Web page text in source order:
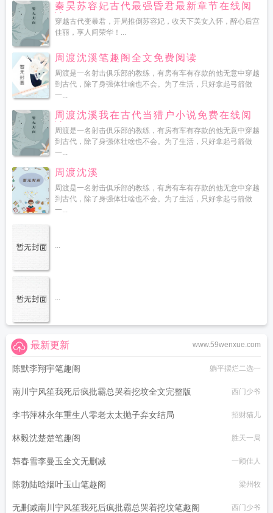
秦昊苏容妃古代最强昏君最新章节在线阅
读
穿越古代变暴君，开局推倒苏容妃，收天下美女入怀，醉心后宫
佳丽，享人间荣华！...
周渡沈溪笔趣阁全文免费阅读
周渡是一名射击俱乐部的教练，有房有车有存款的他无意中穿越
到古代，除了身强体壮啥也不会。为了生活，只好拿起弓箭做
一...
周渡沈溪我在古代当猎户小说免费在线阅
读
周渡是一名射击俱乐部的教练，有房有车有存款的他无意中穿越
到古代，除了身强体壮啥也不会。为了生活，只好拿起弓箭做
一...
周渡沈溪
周渡是一名射击俱乐部的教练，有房有车有存款的他无意中穿越
到古代，除了身强体壮啥也不会。为了生活，只好拿起弓箭做
一...
...
...
www.59wenxue.com
最新更新
陈默李翔宇笔趣阁 躺平摆烂二选一
南川宁风笙我死后疯批霸总哭着挖坟全文完整版 西门少爷
李书萍林永年重生八零老太太抛子弃女结局 招财猫儿
林毅沈楚楚笔趣阁 胜天一局
韩春雪李曼玉全文无删减 一顾佳人
陈勃陆晗烟叶玉山笔趣阁 梁州牧
无删减南川宁风笙我死后疯批霸总哭着挖坟笔趣阁 西门少爷